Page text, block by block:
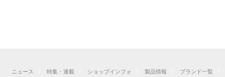
ニュース 特集・連載 ショップインフォ 製品情報
ブランド一覧